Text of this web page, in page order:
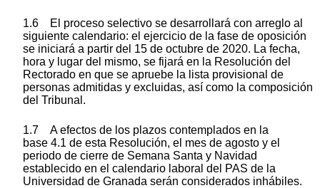
1.6 El proceso selectivo se desarrollará con arreglo al
siguiente calendario: el ejercicio de la fase de oposición
se iniciará a partir del 15 de octubre de 2020. La fecha,
hora y lugar del mismo, se fijará en la Resolución del
Rectorado en que se apruebe la lista provisional de
personas admitidas y excluidas, así como la composición
del Tribunal.
1.7 A efectos de los plazos contemplados en la
base 4.1 de esta Resolución, el mes de agosto y el
periodo de cierre de Semana Santa y Navidad
establecido en el calendario laboral del PAS de la
Universidad de Granada serán considerados inhábiles.